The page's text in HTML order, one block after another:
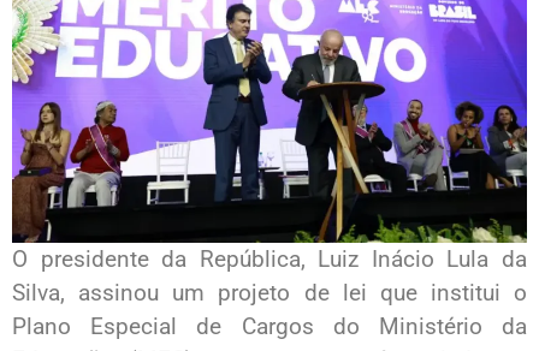
O presidente da República, Luiz Inácio Lula da
Silva, assinou um projeto de lei que institui o
Plano Especial de Cargos do Ministério da